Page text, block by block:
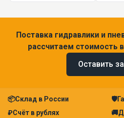
Поставка гидравлики и
рассчитаем стоимость
Оставить
📦Склад в России 🛡
₽Счёт в рублях 🚚